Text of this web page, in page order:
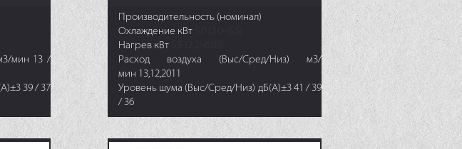
мин 13 /
39 / 37
Производительность (номинал)
Охлаждение кВт
Нагрев кВт
Расход воздуха (Выс/Сред/Низ) м3/
мин 13,12,2011
Уровень шума (Выс/Сред/Низ) дБ(А)±3 41 / 39
/ 36